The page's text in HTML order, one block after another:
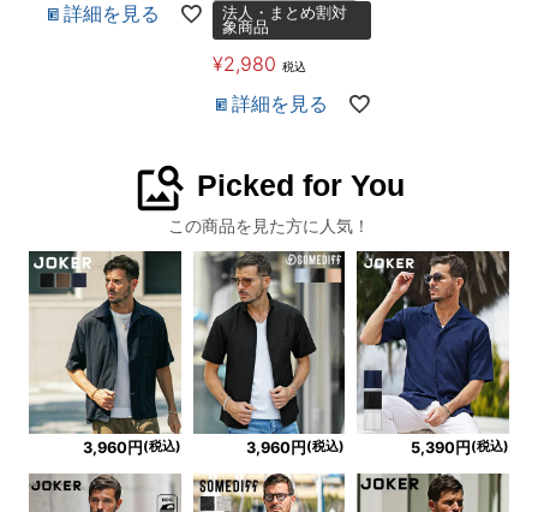
詳細を見る
法人・まとめ割対
象商品
¥2,980 税込
詳細を見る
image_search Picked for You
この商品を見た方に人気！
3,960円 (税込) 3,960円 (税込) 5,390円 (税込)